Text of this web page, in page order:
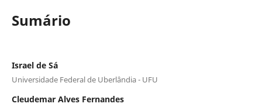
Sumário
Israel de Sá
Universidade Federal de Uberlândia - UFU
Cleudemar Alves Fernandes